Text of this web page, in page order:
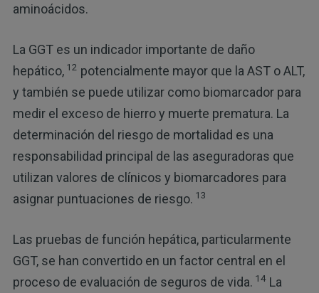
aminoácidos.
La GGT es un indicador importante de daño
hepático, 12 potencialmente mayor que la AST o ALT,
y también se puede utilizar como biomarcador para
medir el exceso de hierro y muerte prematura. La
determinación del riesgo de mortalidad es una
responsabilidad principal de las aseguradoras que
utilizan valores de clínicos y biomarcadores para
asignar puntuaciones de riesgo. 13
Las pruebas de función hepática, particularmente
GGT, se han convertido en un factor central en el
proceso de evaluación de seguros de vida. 14La